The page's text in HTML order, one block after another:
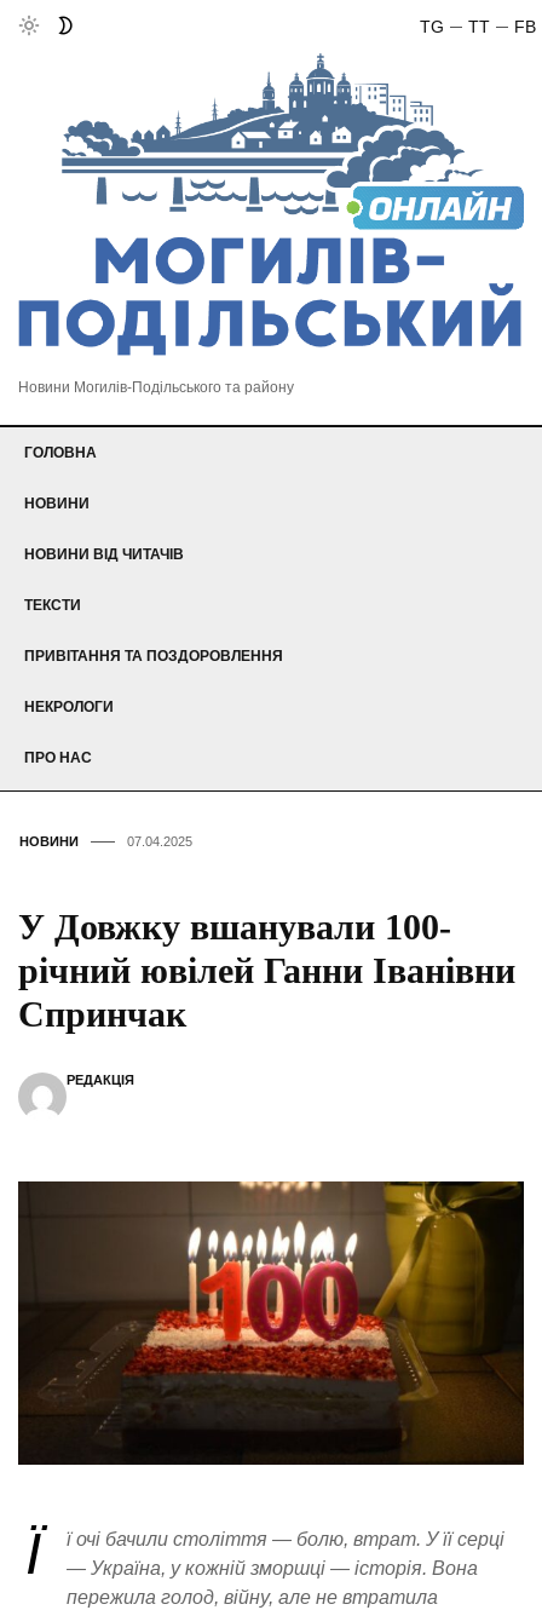
FB
TT
TG
Новини Могилів-Подільського та району
ГОЛОВНА
НОВИНИ
НОВИНИ ВІД ЧИТАЧІВ
ТЕКСТИ
ПРИВІТАННЯ ТА ПОЗДОРОВЛЕННЯ
НЕКРОЛОГИ
ПРО НАС
НОВИНИ 07.04.2025
У Довжку вшанували 100-
річний ювілей Ганни Іванівни
Спринчак
РЕДАКЦІЯ
Ї
ї очі бачили століття — болю, втрат. У її серці
— Україна, у кожній зморшці — історія. Вона
пережила голод, війну, але не втратила